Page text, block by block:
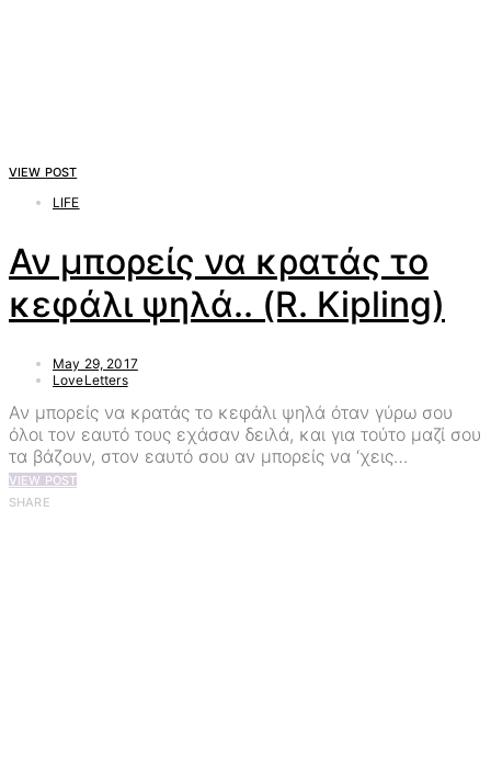
VIEW POST
LIFE
Αν μπορείς να κρατάς το
κεφάλι ψηλά.. (R. Kipling)
May 29, 2017
LoveLetters
Αν μπορείς να κρατάς το κεφάλι ψηλά όταν γύρω σου
όλοι τον εαυτό τους εχάσαν δειλά, και για τούτο μαζί σου
τα βάζουν, στον εαυτό σου αν μπορείς να ‘χεις…
VIEW POST
SHARE